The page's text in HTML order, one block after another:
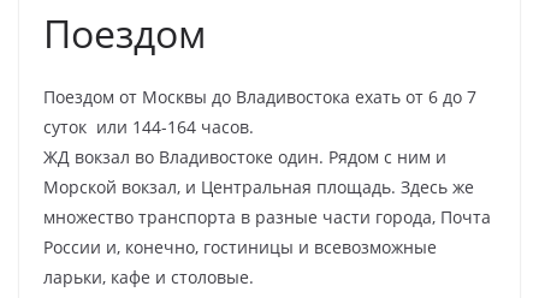
Поездом
Поездом от Москвы до Владивостока ехать от 6 до 7
суток или 144-164 часов.
ЖД вокзал во Владивостоке один. Рядом с ним и
Морской вокзал, и Центральная площадь. Здесь же
множество транспорта в разные части города, Почта
России и, конечно, гостиницы и всевозможные
ларьки, кафе и столовые.